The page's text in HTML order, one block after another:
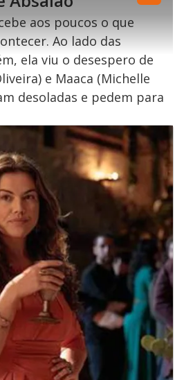
l
a
y
V
i
d
e
o
e
aos poucos o que
Ao lado das
ela viu o desespero de
e Maaca (Michelle
desoladas e pedem para